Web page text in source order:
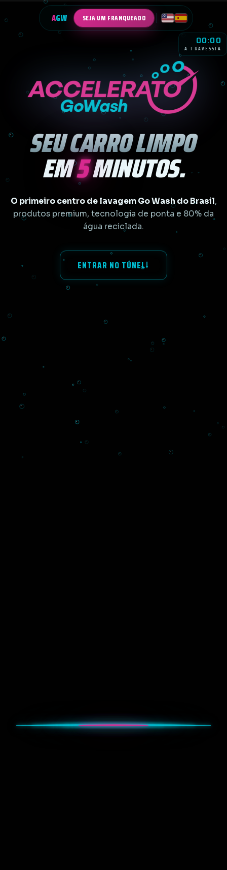
00:00
A TRAVESSIA
AGW SEJA UM FRANQUEADO
SEU CARRO LIMPO
EM5MINUTOS.
O primeiro centro de lavagem Go Wash do Brasil,
produtos premium, tecnologia de ponta e 80% da
água reciclada.
ENTRAR NO TÚNEL↓